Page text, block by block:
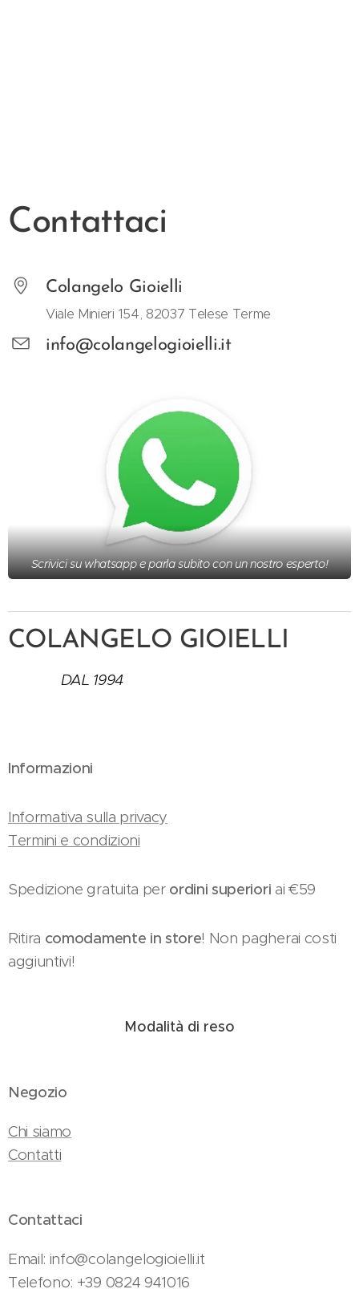
Contattaci
Colangelo Gioielli
Viale Minieri 154, 82037 Telese Terme
info@colangelogioielli.it
Scrivici su whatsapp e parla subito con un nostro esperto!
COLANGELO GIOIELLI
DAL 1994
Informazioni
Informativa sulla privacy
Termini e condizioni
Spedizione gratuita perordini superiori ai €59
Ritira comodamente in store! Non pagherai costi
aggiuntivi!
Modalità di reso
Negozio
Chi siamo
Contatti
Contattaci
Email: info@colangelogioielli.it
Telefono: +39 0824 941016